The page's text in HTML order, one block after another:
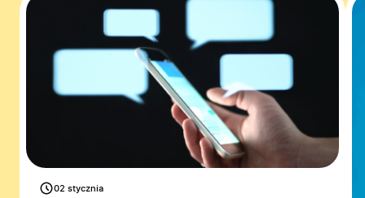
02 stycznia